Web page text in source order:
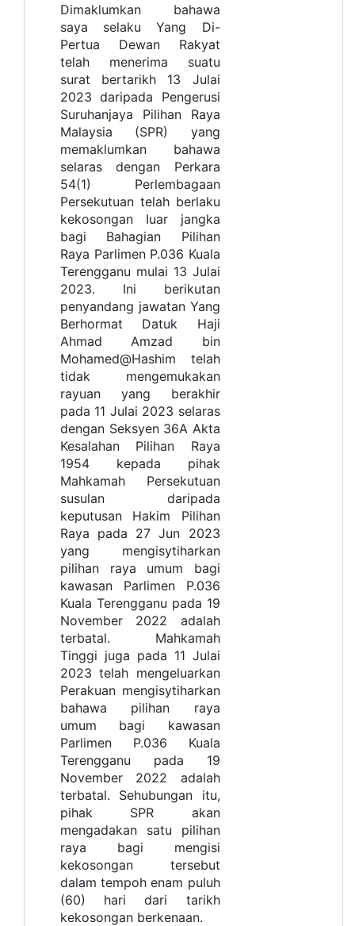
Dimaklumkan bahawa
saya selaku Yang Di-
Pertua Dewan Rakyat
telah menerima suatu
surat bertarikh 13 Julai
2023 daripada Pengerusi
Suruhanjaya Pilihan Raya
Malaysia (SPR) yang
memaklumkan bahawa
selaras dengan Perkara
54(1) Perlembagaan
Persekutuan telah berlaku
kekosongan Iuar jangka
bagi Bahagian Pilihan
Raya Parlimen P.036 Kuala
Terengganu mulai 13 Julai
2023. Ini berikutan
penyandang jawatan Yang
Berhormat Datuk Haji
Ahmad Amzad bin
Mohamed@Hashim telah
tidak mengemukakan
rayuan yang berakhir
pada 11 Julai 2023 selaras
dengan Seksyen 36A Akta
Kesalahan Pilihan Raya
1954 kepada pihak
Mahkamah Persekutuan
susulan daripada
keputusan Hakim Pilihan
Raya pada 27 Jun 2023
yang mengisytiharkan
pilihan raya umum bagi
kawasan Parlimen P.036
Kuala Terengganu pada 19
November 2022 adalah
terbatal. Mahkamah
Tinggi juga pada 11 Julai
2023 telah mengeluarkan
Perakuan mengisytiharkan
bahawa pilihan raya
umum bagi kawasan
Parlimen P.036 Kuala
Terengganu pada 19
November 2022 adalah
terbatal. Sehubungan itu,
pihak SPR akan
mengadakan satu pilihan
raya bagi mengisi
kekosongan tersebut
dalam tempoh enam puluh
(60) hari dari tarikh
kekosongan berkenaan.